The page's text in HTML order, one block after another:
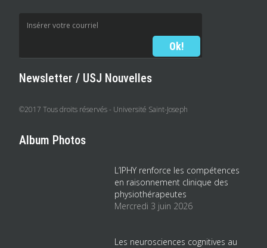
Newsletter / USJ Nouvelles
©2017 Tous droits réservés - Université Saint-Joseph
Album Photos
L’IPHY renforce les compétences
en raisonnement clinique des
physiothérapeutes
Mercredi 3 juin 2026
Les neurosciences cognitives au